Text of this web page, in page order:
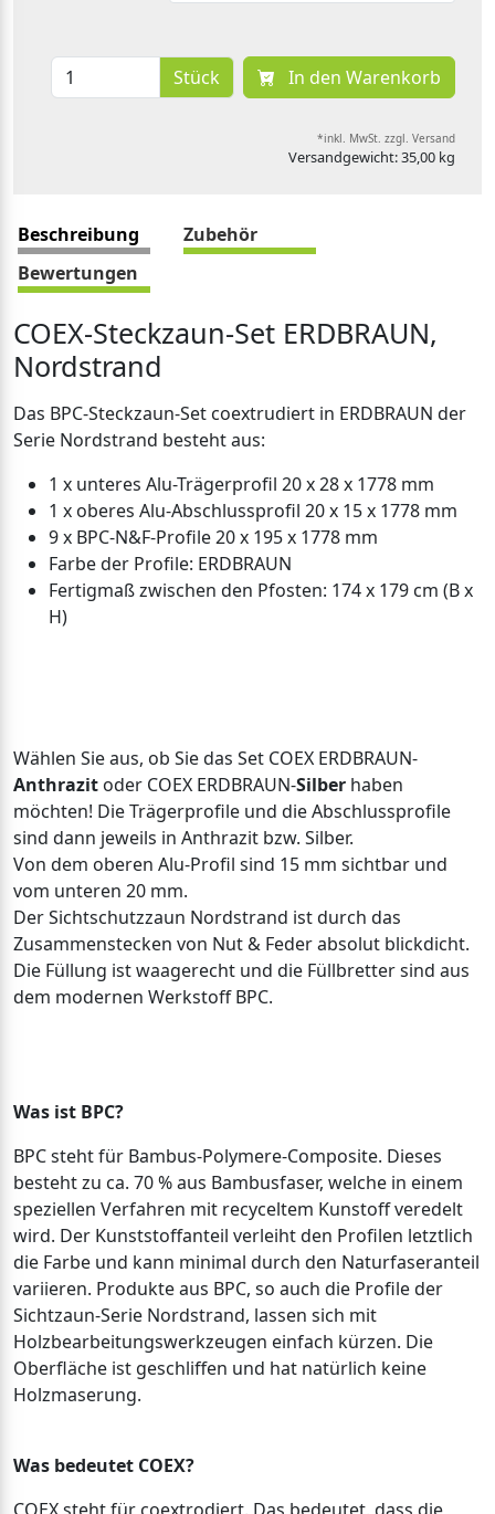
Stück In den Warenkorb
*inkl. MwSt. zzgl. Versand
Versandgewicht: 35,00 kg
Beschreibung
Zubehör
Bewertungen
COEX-Steckzaun-Set ERDBRAUN,
Nordstrand
Das BPC-Steckzaun-Set coextrudiert in ERDBRAUN der
Serie Nordstrand besteht aus:
1 x unteres Alu-Trägerprofil 20 x 28 x 1778 mm
1 x oberes Alu-Abschlussprofil 20 x 15 x 1778 mm
9 x BPC-N&F-Profile 20 x 195 x 1778 mm
Farbe der Profile: ERDBRAUN
Fertigmaß zwischen den Pfosten: 174 x 179 cm (B x
H)
Wählen Sie aus, ob Sie das Set COEX ERDBRAUN-
Anthrazit oder COEX ERDBRAUN-Silber haben
möchten! Die Trägerprofile und die Abschlussprofile
sind dann jeweils in Anthrazit bzw. Silber.
Von dem oberen Alu-Profil sind 15 mm sichtbar und
vom unteren 20 mm.
Der Sichtschutzzaun Nordstrand ist durch das
Zusammenstecken von Nut & Feder absolut blickdicht.
Die Füllung ist waagerecht und die Füllbretter sind aus
dem modernen Werkstoff BPC.
Was ist BPC?
BPC steht für Bambus-Polymere-Composite. Dieses
besteht zu ca. 70 % aus Bambusfaser, welche in einem
speziellen Verfahren mit recyceltem Kunstoff veredelt
wird. Der Kunststoffanteil verleiht den Profilen letztlich
die Farbe und kann minimal durch den Naturfaseranteil
variieren. Produkte aus BPC, so auch die Profile der
Sichtzaun-Serie Nordstrand, lassen sich mit
Holzbearbeitungswerkzeugen einfach kürzen. Die
Oberfläche ist geschliffen und hat natürlich keine
Holzmaserung.
Was bedeutet COEX?